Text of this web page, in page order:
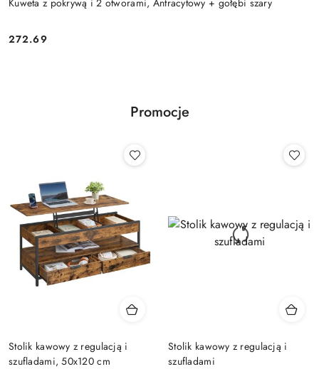
Kuweta z pokrywą i 2 otworami, Antracytowy + gołębi szary
Cena:
272.69
Promocje
Stolik kawowy z regulacją i
szufladami, 50x120 cm
Stolik kawowy z regulacją i
szufladami